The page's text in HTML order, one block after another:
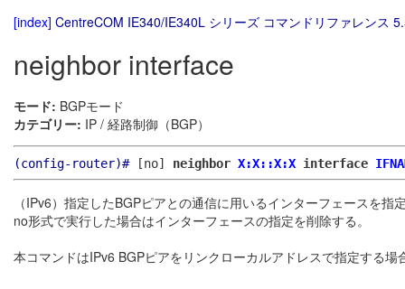
[index] CentreCOM IE340/IE340L シリーズ コマンドリファレンス
neighbor interface
モード: BGPモード
カテゴリー: IP / 経路制御（BGP）
(config-router)#[no] neighbor X:X::X:X interface
（IPv6）指定したBGPピアとの通信に用いるインターフェースを指
no形式で実行した場合はインターフェースの指定を削除する。
本コマンドはIPv6 BGPピアをリンクローカルアドレスで指定する場